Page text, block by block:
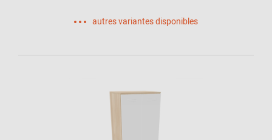
autres variantes disponibles